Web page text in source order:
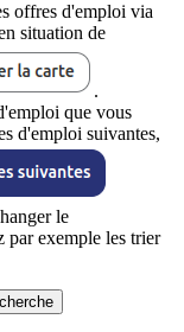
offres d'emploi via
situation de
.
que vous
d'emploi suivantes,
le
par exemple les trier